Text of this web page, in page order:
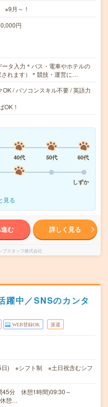
※9月～！
円
ータ入力＊バス・電車やホテルの
れます）＊競技・運営に…
/ パソコンスキル不要 / 英語力
OK！
40代 50代
60代
しずか
見る
む 詳しく見る
プスタッフ株式会社
中／SNSのカンタ
WEB登録OK 派遣
日) ※シフト制 ※土日祝含むシフ
45分 休憩1時間)09:30～
憩…